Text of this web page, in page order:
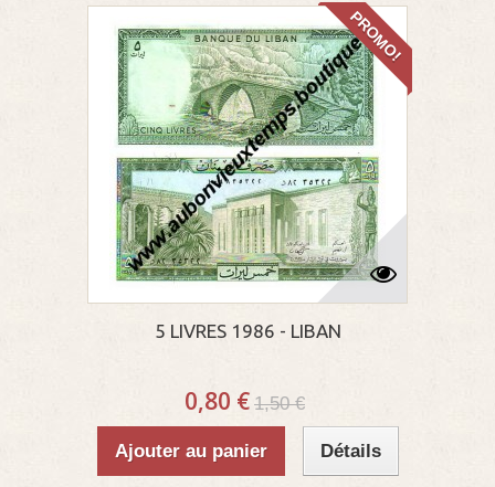
PROMO!
5 LIVRES 1986 - LIBAN
0,80 € 1,50 €
Ajouter au panier Détails